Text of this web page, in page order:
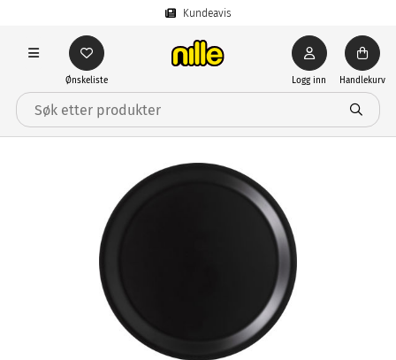
Kundeavis
Ønskeliste Logg inn Handlekurv